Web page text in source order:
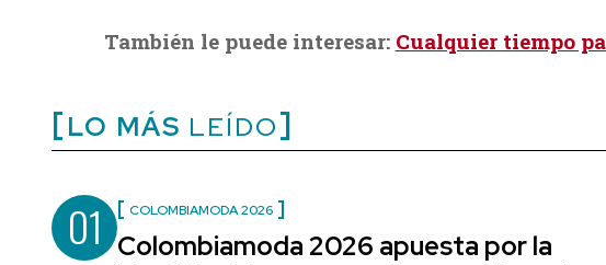
También le puede interesar: Cualquier tiempo
LO MÁS LEÍDO
01 COLOMBIAMODA 2026
Colombiamoda 2026 apuesta por la